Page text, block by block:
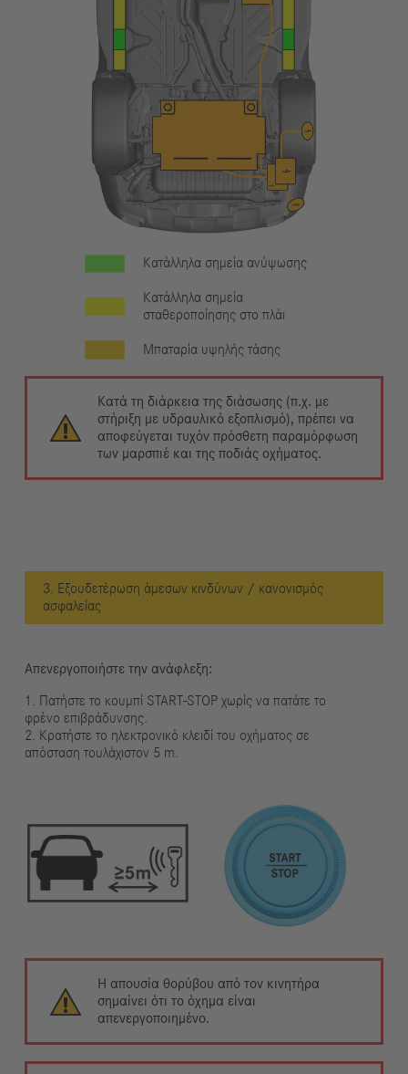
Κατάλληλα σημεία ανύψωσης
Κατάλληλα σημεία
σταθεροποίησης στο πλάι
Μπαταρία υψηλής τάσης
Κατά τη διάρκεια της διάσωσης (π.χ. με
στήριξη με υδραυλικό εξοπλισμό), πρέπει να
αποφεύγεται τυχόν πρόσθετη παραμόρφωση
των μαρσπιέ και της ποδιάς οχήματος.
3. Εξουδετέρωση άμεσων κινδύνων / κανονισμός
ασφαλείας
Απενεργοποιήστε την ανάφλεξη:
1. Πατήστε το κουμπί START-STOP χωρίς να πατάτε το
φρένο επιβράδυνσης.
2. Κρατήστε το ηλεκτρονικό κλειδί του οχήματος σε
απόσταση τουλάχιστον 5 m.
Η απουσία θορύβου από τον κινητήρα
σημαίνει ότι το όχημα είναι
απενεργοποιημένο.